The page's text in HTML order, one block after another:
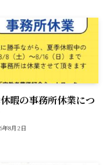
暇の事務所休業につ
年8月2日